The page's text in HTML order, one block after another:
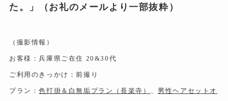
た。」（お礼のメールより一部抜粋）
（撮影情報）
お客様：兵庫県ご在住 20&30代
ご利用のきっかけ：前撮り
プラン：色打掛＆白無垢プラン（長楽寺） 、 男性ヘアセットオ